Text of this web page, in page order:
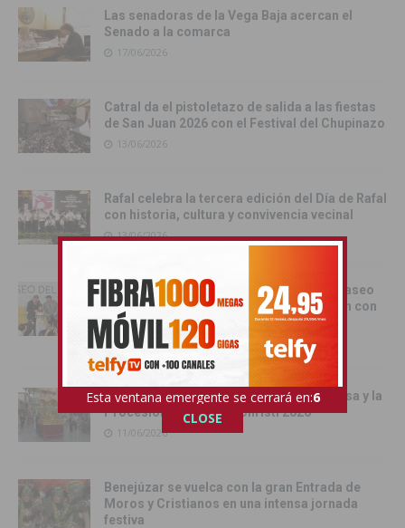
Las senadoras de la Vega Baja acercan el
Senado a la comarca
17/06/2026
Catral da el pistoletazo de salida a las fiestas
de San Juan 2026 con el Festival del Chupinazo
13/06/2026
Rafal celebra la tercera edición del Día de Rafal
con historia, cultura y convivencia vecinal
13/06/2026
Torrevieja inaugura el Centro de Ocio ‘Paseo
del Mar’ y recupera su histórica conexión con
el Mediterráneo
12/06/2026
Pilar de la Horadada celebró la Santa Misa y la
Procesión del Corpus Christi 2026
11/06/2026
Benejúzar se vuelca con la gran Entrada de
Moros y Cristianos en una intensa jornada
festiva
Esta ventana emergente se cerrará en:4
CLOSE